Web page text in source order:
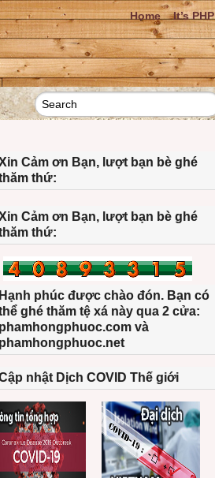
Home It’s PHP
Cảm ơn Bạn, lượt bạn bè ghé
thứ:
Cảm ơn Bạn, lượt bạn bè ghé
thứ:
Hạnh phúc được chào đón. Bạn có
ghé thăm tệ xá này qua 2 cửa:
phamhongphuoc.com và
phamhongphuoc.net
nhật Dịch COVID Thế giới